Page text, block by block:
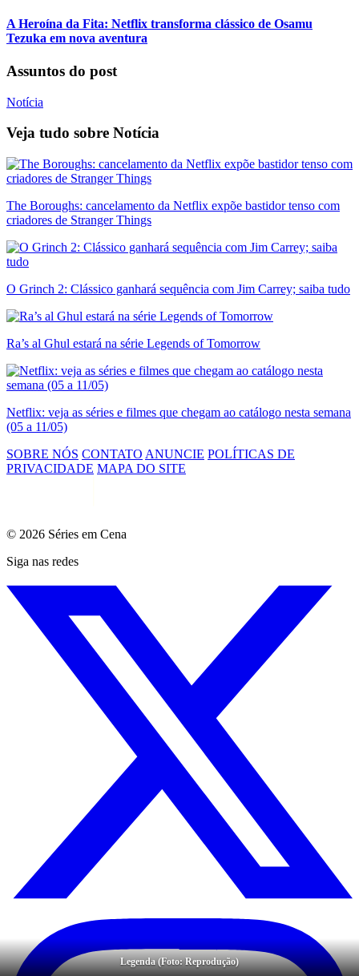
Legenda (Foto: Reprodução)
A Heroína da Fita: Netflix transforma clássico de Osamu
Tezuka em nova aventura
Assuntos do post
Notícia
Veja tudo sobre Notícia
The Boroughs: cancelamento da Netflix expõe bastidor tenso com
criadores de Stranger Things
O Grinch 2: Clássico ganhará sequência com Jim Carrey; saiba tudo
Ra’s al Ghul estará na série Legends of Tomorrow
Netflix: veja as séries e filmes que chegam ao catálogo nesta semana
(05 a 11/05)
SOBRE NÓS CONTATO ANUNCIE POLÍTICAS DE
PRIVACIDADE MAPA DO SITE
© 2026 Séries em Cena
Siga nas redes